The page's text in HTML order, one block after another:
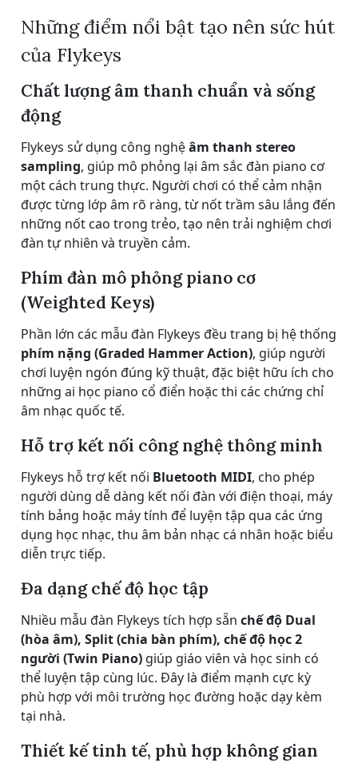
Những điểm nổi bật tạo nên sức hút
của Flykeys
Chất lượng âm thanh chuẩn và sống
động
Flykeys sử dụng công nghệâm thanh stereo
sampling, giúp mô phỏng lại âm sắc đàn piano cơ
một cách trung thực. Người chơi có thể cảm nhận
được từng lớp âm rõ ràng, từ nốt trầm sâu lắng đến
những nốt cao trong trẻo, tạo nên trải nghiệm chơi
đàn tự nhiên và truyền cảm.
Phím đàn mô phỏng piano cơ
(Weighted Keys)
Phần lớn các mẫu đàn Flykeys đều trang bị hệ thống
phím nặng (Graded Hammer Action), giúp người
chơi luyện ngón đúng kỹ thuật, đặc biệt hữu ích cho
những ai học piano cổ điển hoặc thi các chứng chỉ
âm nhạc quốc tế.
Hỗ trợ kết nối công nghệ thông minh
Flykeys hỗ trợ kết nối Bluetooth MIDI, cho phép
người dùng dễ dàng kết nối đàn với điện thoại, máy
tính bảng hoặc máy tính để luyện tập qua các ứng
dụng học nhạc, thu âm bản nhạc cá nhân hoặc biểu
diễn trực tiếp.
Đa dạng chế độ học tập
Nhiều mẫu đàn Flykeys tích hợp sẵn chế độ Dual
(hòa âm), Split (chia bàn phím), chế độ học 2
người (Twin Piano) giúp giáo viên và học sinh có
thể luyện tập cùng lúc. Đây là điểm mạnh cực kỳ
phù hợp với môi trường học đường hoặc dạy kèm
tại nhà.
Thiết kế tinh tế, phù hợp không gian